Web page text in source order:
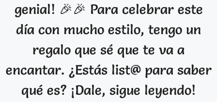
genial! 🎉🎉 Para celebrar este
día con mucho estilo, tengo un
regalo que sé que te va a
encantar. ¿Estás list@ para saber
qué es? ¡Dale, sigue leyendo!